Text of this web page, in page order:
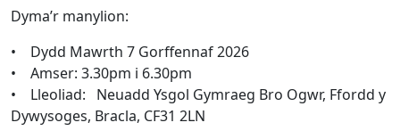
Dyma’r manylion:
• Dydd Mawrth 7 Gorffennaf 2026
• Amser: 3.30pm i 6.30pm
• Lleoliad: Neuadd Ysgol Gymraeg Bro Ogwr, Ffordd y
Dywysoges, Bracla, CF31 2LN